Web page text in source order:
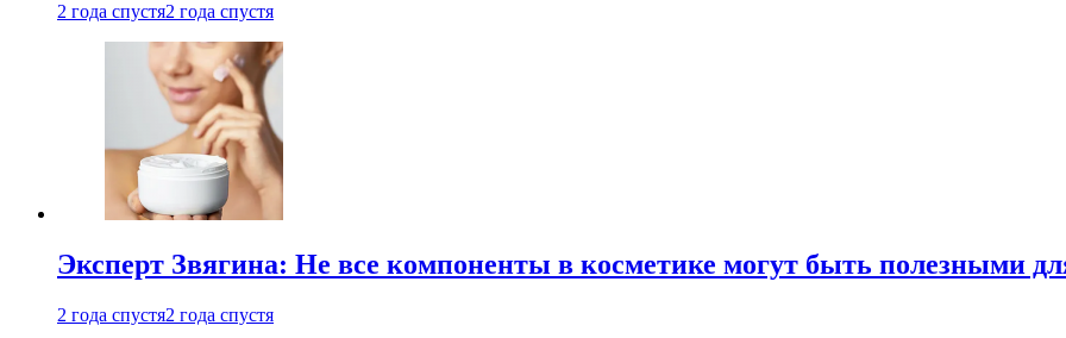
2 года спустя2 года спустя
Эксперт Звягина: Не все компоненты в косметике могут быть полезными
2 года спустя2 года спустя